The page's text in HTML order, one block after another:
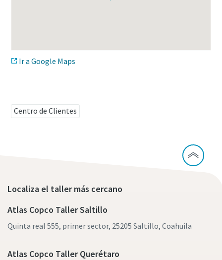
Ver todo
Ver
Documentación y recursos
Ir a Google Maps
Centro de Clientes
Localiza el taller más cercano
Atlas Copco Taller Saltillo
Quinta real 555, primer sector, 25205 Saltillo, Coahuila
Atlas Copco Taller Querétaro